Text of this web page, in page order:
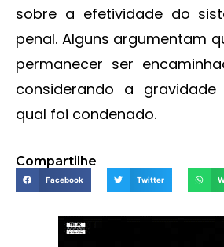
sobre a efetividade do
penal. Alguns argumentam
permanecer ser
considerando a
qual foi condenado.
Compartilhe
Facebook Twitter